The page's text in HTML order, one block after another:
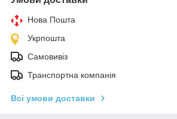
Нова Пошта
Укрпошта
Самовивіз
Транспортна компанія
Всі умови доставки